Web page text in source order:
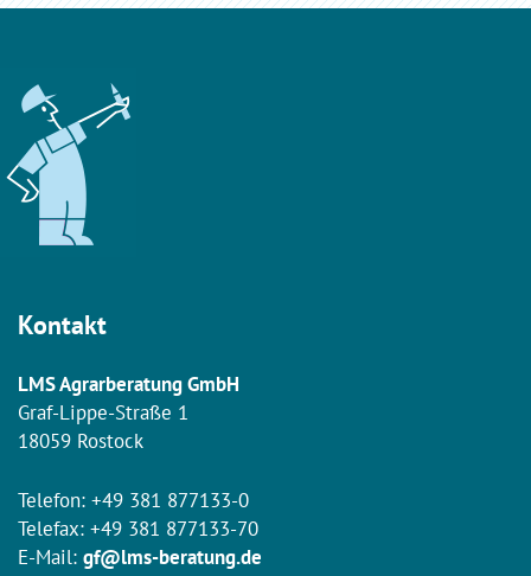
Kontakt
LMS Agrarberatung GmbH
Graf-Lippe-Straße 1
18059 Rostock
Telefon: +49 381 877133-0
Telefax: +49 381 877133-70
E-Mail: gf@lms-beratung.de